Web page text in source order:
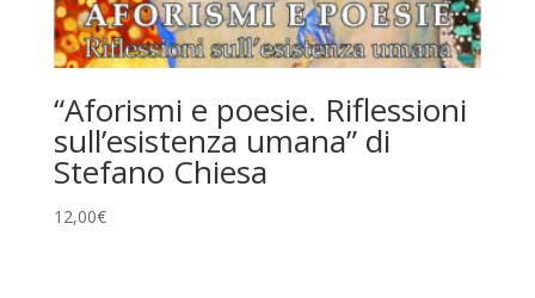
“Aforismi e poesie. Riflessioni
sull’esistenza umana” di
Stefano Chiesa
12,00€